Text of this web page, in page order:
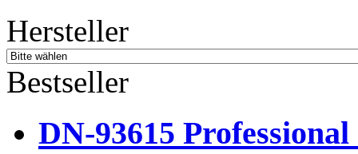
Hersteller
Bestseller
DN-93615